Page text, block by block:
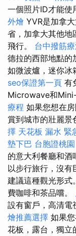
一個照片ID才能使
外燴 YVR是加拿
省，加拿大其他地
飛行。 台中撥筋
德拉的西部地點的
如微波爐，迷你冰
seo保證第一頁 有
Microwave和
療程 如果您想在
賞到城市的壯麗景
擇 天花板 漏水 緊
墊下巴 台胞證桃園
的意大利餐廳和酒
以步行旅行，沒有
建議這種觀光形式
費咖啡和茶品嚐。
設有窗戶，高清電
燴推薦選擇 如果
花板，露台，獨立